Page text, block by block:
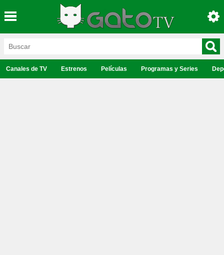
Canales de TV Estrenos Películas Programas y Series